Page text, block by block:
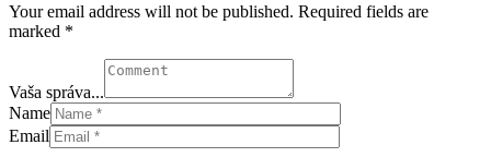
Your email address will not be published. Required fields are
marked *
Vaša správa...
Name
Email